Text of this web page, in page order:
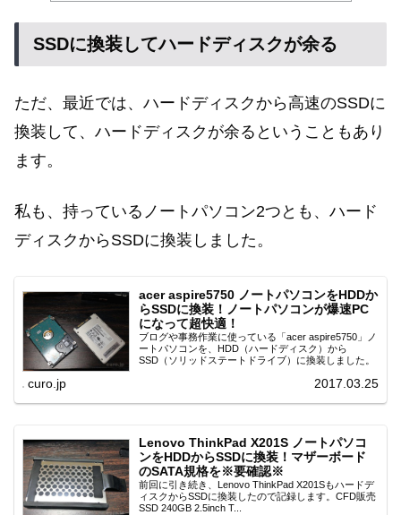
SSDに換装してハードディスクが余る
ただ、最近では、ハードディスクから高速のSSDに
換装して、ハードディスクが余るということもあり
ます。
私も、持っているノートパソコン2つとも、ハード
ディスクからSSDに換装しました。
acer aspire5750 ノートパソコンをHDDか
らSSDに換装！ノートパソコンが爆速PC
になって超快適！
ブログや事務作業に使っている「acer aspire5750」ノ
ートパソコンを、HDD（ハードディスク）から
SSD（ソリッドステートドライブ）に換装しました。
curo.jp 2017.03.25
Lenovo ThinkPad X201S ノートパソコ
ンをHDDからSSDに換装！マザーボード
のSATA規格を※要確認※
前回に引き続き、Lenovo ThinkPad X201Sもハードデ
ィスクからSSDに換装したので記録します。CFD販売
SSD 240GB 2.5inch T...